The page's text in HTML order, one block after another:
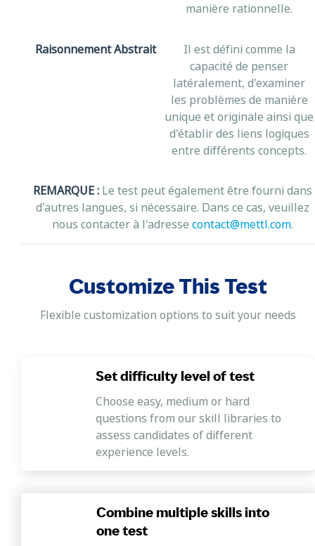
manière rationnelle.
Raisonnement Abstrait
Il est défini comme la
capacité de penser
latéralement, d'examiner
les problèmes de manière
unique et originale ainsi que
d'établir des liens logiques
entre différents concepts.
REMARQUE : Le test peut également être fourni dans
d'autres langues, si nécessaire. Dans ce cas, veuillez
nous contacter à l'adressecontact@mettl.com.
Customize This Test
Flexible customization options to suit your needs
Set difficulty level of test
Choose easy, medium or hard
questions from our skill libraries to
assess candidates of different
experience levels.
Combine multiple skills into
one test